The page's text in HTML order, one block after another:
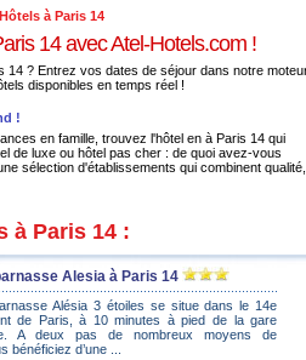
Hôtels à Paris 14
14 avec Atel-Hotels.com !
14 ? Entrez vos dates de séjour dans notre
disponibles en temps réel !
!
en famille, trouvez l'hôtel en à Paris 14 qui
de luxe ou hôtel pas cher : de quoi avez-vous
sélection d'établissements qui combinent qualité,
à Paris 14 :
Alesia à Paris 14
Alésia 3 étoiles se situe dans le 14e
de Paris, à 10 minutes à pied de la gare
A deux pas de nombreux moyens de
bénéficiez d’une ...